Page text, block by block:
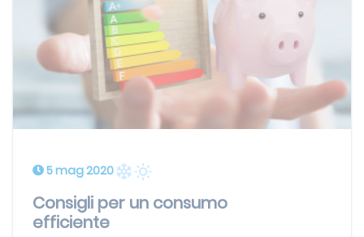
5 mag 2020
Consigli per un consumo
efficiente